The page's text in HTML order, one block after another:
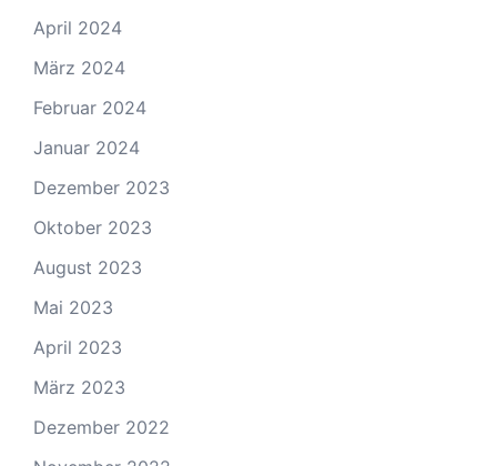
April 2024
März 2024
Februar 2024
Januar 2024
Dezember 2023
Oktober 2023
August 2023
Mai 2023
April 2023
März 2023
Dezember 2022